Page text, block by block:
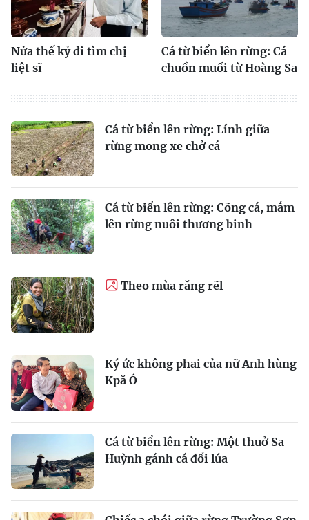
CÓ THỂ BẠN QUAN TÂM
Cạm bẫy ma túy mới
“pod chill” - Bài 1: Khi
ma túy Etomidate khoác
vỏ bọc 'pod chill'
Những dấu vết bí ẩn ven
Chung dòng máu Lạc
Hồng: An cư nơi tâm lũ
hóa thành vùng đất ánh
sáng
Miếu thờ liệt sĩ bên suối
Hội Phú
còn đó